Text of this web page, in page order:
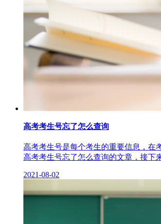
高考考生号忘了怎么查询
高考考生号是每个考生的重要信息，在
高考考生号忘了怎么查询的文章，接下
2021-08-02